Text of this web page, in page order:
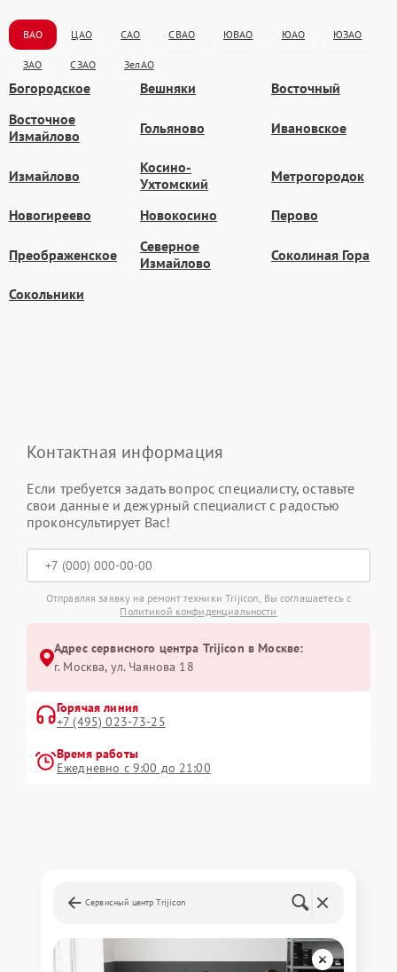
ВАО ЦАО САО СВАО ЮВАО ЮАО ЮЗАО
ЗАО СЗАО ЗелАО
Богородское Вешняки
Восточный
Восточное
Измайлово
Гольяново Ивановское
Измайлово
Косино-
Ухтомский
Метрогородок
Новогиреево Новокосино Перово
Преображенское
Северное
Измайлово
Соколиная Гора
Сокольники
Контактная информация
Если требуется задать вопрос специалисту, оставьте
свои данные и дежурный специалист с радостью
проконсультирует Вас!
Отправляя заявку на ремонт техники Trijicon, Вы соглашаетесь с
Политикой конфиденциальности
Адрес сервисного центра Trijicon в Москве:
г. Москва, ул. Чаянова 18
Горячая линия
+7 (495) 023-73-25
Время работы
Ежедневно с 9:00 до 21:00
Сервисный центр Trijicon